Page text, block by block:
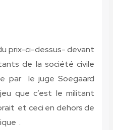
prix-ci-dessus- devant
de la société civile
par le juge Soegaard
que c’est le militant
et ceci en dehors de
.